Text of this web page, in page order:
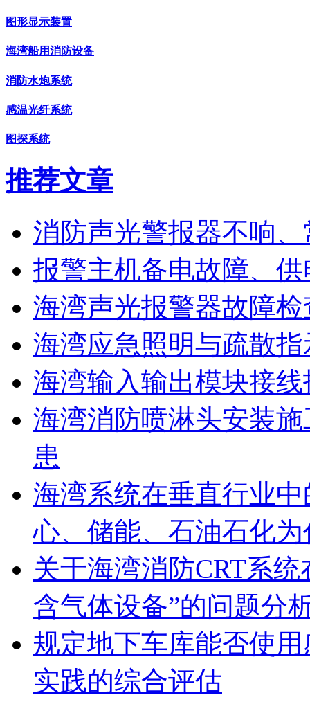
图形显示装置
海湾船用消防设备
消防水炮系统
感温光纤系统
图探系统
推荐文章
消防声光警报器不响
报警主机备电故障、
海湾声光报警器故障
海湾应急照明与疏散
海湾输入输出模块接
海湾消防喷淋头安装
患
海湾系统在垂直行业
心、储能、石油石化
关于海湾消防CRT系
含气体设备”的问题分
规定地下车库能否使
实践的综合评估